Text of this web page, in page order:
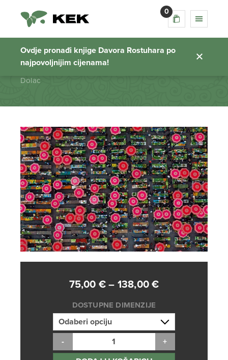
0
Ovdje pronađi knjige Davora Rostuhara po
najpovoljnijim cijenama!
Dolac
Početna stranica
Dolac
75,00 € – 138,00€Raspon
od
75,00 €
do
DOSTUPNE DIMENZIJE